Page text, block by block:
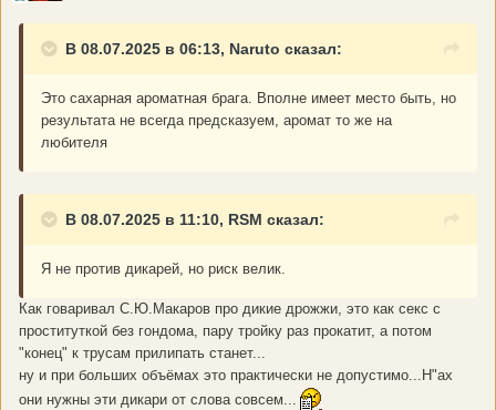
В 08.07.2025 в 06:13, Naruto сказал:
Это сахарная ароматная брага. Вполне имеет место быть, но
результата не всегда предсказуем, аромат то же на
любителя
В 08.07.2025 в 11:10, RSM сказал:
Я не против дикарей, но риск велик.
Как говаривал С.Ю.Макаров про дикие дрожжи, это как секс с
проституткой без гондома, пару тройку раз прокатит, а потом
"конец" к трусам прилипать станет...
ну и при больших объёмах это практически не допустимо...Н"ах
они нужны эти дикари от слова совсем...